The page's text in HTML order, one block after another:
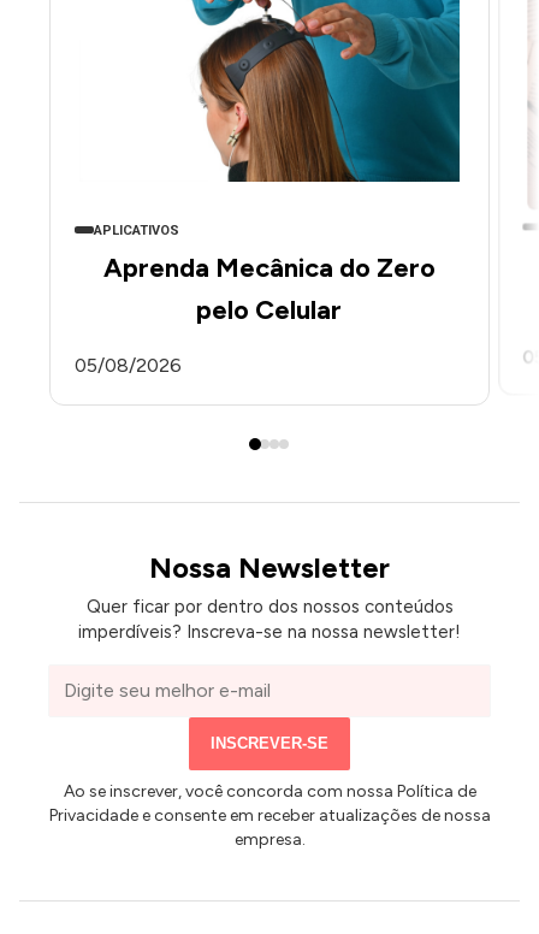
APLICATIVOS
Aprenda Mecânica do Zero
pelo Celular
05/08/2026
Nossa Newsletter
Quer ficar por dentro dos nossos conteúdos
imperdíveis? Inscreva-se na nossa newsletter!
Seu
mail
INSCREVER-SE
Ao se inscrever, você concorda com nossa Política de
Privacidade e consente em receber atualizações de nossa
empresa.